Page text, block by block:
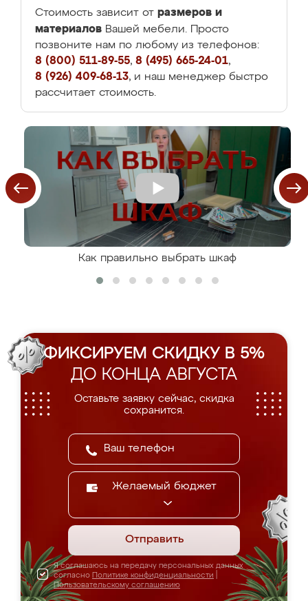
Стоимость зависит от размеров и
материалов Вашей мебели. Просто
позвоните нам по любому из телефонов:
8 (800) 511-89-55, 8 (495) 665-24-01,
8 (926) 409-68-13, и наш менеджер быстро
рассчитает стоимость.
Как правильно выбрать шкаф
ФИКСИРУЕМ СКИДКУ В 5%
ДО КОНЦА АВГУСТА
Оставьте заявку сейчас, скидка
сохранится.
Желаемый бюджет
Отправить
Я соглашаюсь на передачу персональных данных
согласно Политике конфиденциальности
Пользовательскому соглашению